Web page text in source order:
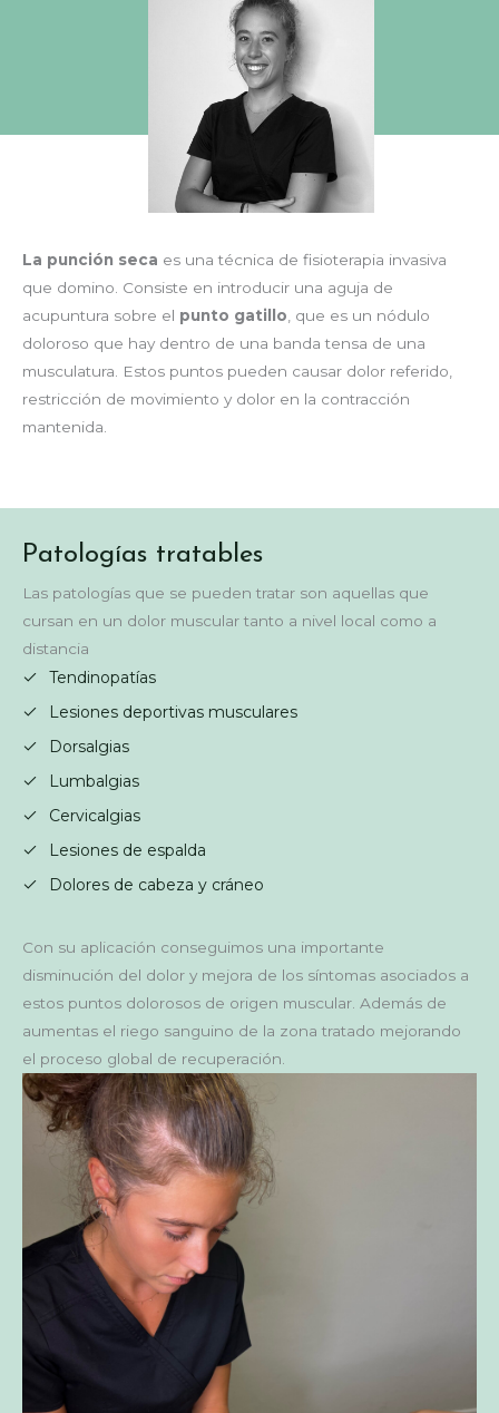
La punción seca es una técnica de fisioterapia invasiva
que domino. Consiste en introducir una aguja de
acupuntura sobre el punto gatillo , que es un nódulo
doloroso que hay dentro de una banda tensa de una
musculatura. Estos puntos pueden causar dolor referido,
restricción de movimiento y dolor en la contracción
mantenida.
Patologías tratables
Las patologías que se pueden tratar son aquellas que
cursan en un dolor muscular tanto a nivel local como a
distancia
Tendinopatías
Lesiones deportivas musculares
Dorsalgias
Lumbalgias
Cervicalgias
Lesiones de espalda
Dolores de cabeza y cráneo
Con su aplicación conseguimos una importante
disminución del dolor y mejora de los síntomas asociados a
estos puntos dolorosos de origen muscular. Además de
aumentas el riego sanguino de la zona tratado mejorando
el proceso global de recuperación.